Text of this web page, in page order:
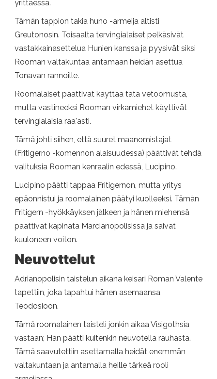
yrittäessä.
Tämän tappion takia huno -armeija altisti
Greutonosin. Toisaalta tervingialaiset pelkäsivät
vastakkainasettelua Hunien kanssa ja pyysivät siksi
Rooman valtakuntaa antamaan heidän asettua
Tonavan rannoille.
Roomalaiset päättivät käyttää tätä vetoomusta,
mutta vastineeksi Rooman virkamiehet käyttivät
tervingialaisia ​​raa'asti.
Tämä johti siihen, että suuret maanomistajat
(Fritigerno -komennon alaisuudessa) päättivät tehdä
valituksia Rooman kenraalin edessä, Lucipino.
Lucipino päätti tappaa Fritigernon, mutta yritys
epäonnistui ja roomalainen päätyi kuolleeksi. Tämän
Fritigern -hyökkäyksen jälkeen ja hänen miehensä
päättivät kapinata Marcianopolisissa ja saivat
kuuloneen voiton.
Neuvottelut
Adrianopolisin taistelun aikana keisari Roman Valente
tapettiin, joka tapahtui hänen asemaansa
Teodosioon.
Tämä roomalainen taisteli jonkin aikaa Visigothsia
vastaan; Hän päätti kuitenkin neuvotella rauhasta.
Tämä saavutettiin asettamalla heidät enemmän
valtakuntaan ja antamalla heille tärkeä rooli